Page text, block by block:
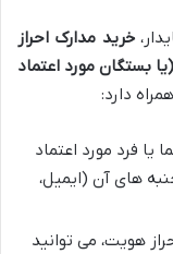
خرید مدارک احراز
بستگان مورد اعتماد
دارد:
فرد مورد اعتماد
تمامی جنبه های آن (ایمیل،
هویت، می توانید